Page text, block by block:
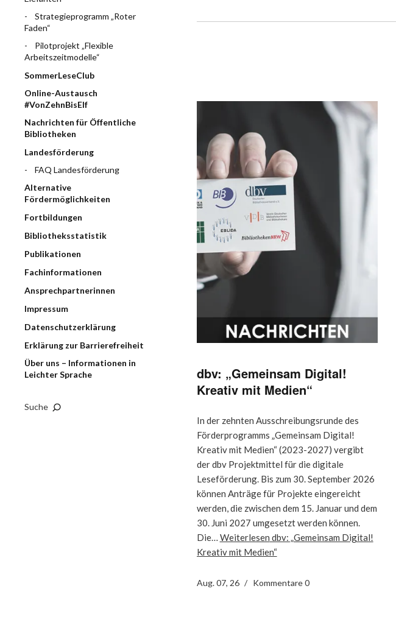
Strategieprogramm „Roter
Faden“
Pilotprojekt „Flexible
Arbeitszeitmodelle“
SommerLeseClub
Online-Austausch
#VonZehnBisElf
Nachrichten für Öffentliche
Bibliotheken
Landesförderung
FAQ Landesförderung
Alternative
Fördermöglichkeiten
Fortbildungen
Bibliotheksstatistik
Publikationen
Fachinformationen
Ansprechpartnerinnen
Impressum
Datenschutzerklärung
Erklärung zur Barrierefreiheit
Über uns – Informationen in
Leichter Sprache
Suche
dbv: „Gemeinsam Digital!
Kreativ mit Medien“
In der zehnten Ausschreibungsrunde des
Förderprogramms „Gemeinsam Digital!
Kreativ mit Medien“ (2023-2027) vergibt
der dbv Projektmittel für die digitale
Leseförderung. Bis zum 30. September 2026
können Anträge für Projekte eingereicht
werden, die zwischen dem 15. Januar und dem
30. Juni 2027 umgesetzt werden können.
Die… Weiterlesen dbv: „Gemeinsam Digital!
Kreativ mit Medien“
Aug. 07, 26 Kommentare 0